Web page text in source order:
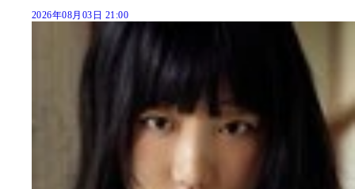
2026年08月03日 21:00